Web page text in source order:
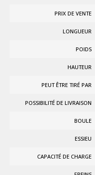
PRIX DE VENTE
LONGUEUR
POIDS
HAUTEUR
PEUT ÊTRE TIRÉ PAR
POSSIBILITÉ DE LIVRAISON
BOULE
ESSIEU
CAPACITÉ DE CHARGE